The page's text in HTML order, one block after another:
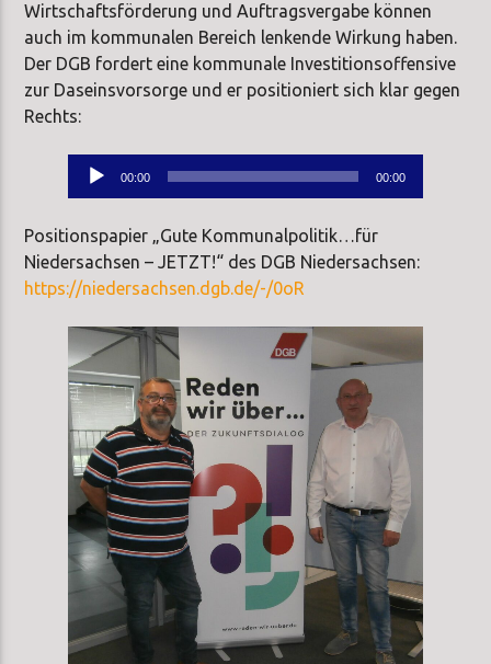
Wirtschaftsförderung und Auftragsvergabe können
auch im kommunalen Bereich lenkende Wirkung haben.
Der DGB fordert eine kommunale Investitionsoffensive
zur Daseinsvorsorge und er positioniert sich klar gegen
Rechts:
Audio-
00:00 00:00
Positionspapier „Gute Kommunalpolitik…für
Niedersachsen – JETZT!“ des DGB Niedersachsen:
https://niedersachsen.dgb.de/-/0oR